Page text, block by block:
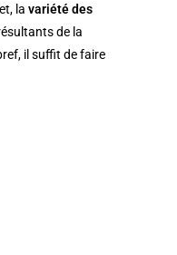
lavariété des
de la
il suffit de faire